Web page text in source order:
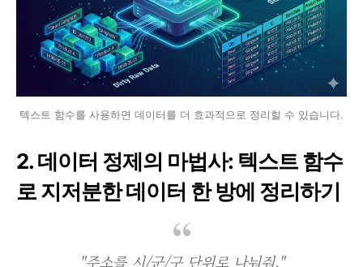
텍스트 함수를 사용하면 데이터를 더 효과적으로 정리할 수 있습니다.
2. 데이터 정제의 마법사: 텍스트 함수
로 지저분한 데이터 한 방에 정리하기
"주소를 시/군/구 단위로 나눠줘."